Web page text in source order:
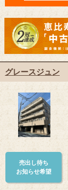
グレースジュン
売出し待ち
お知らせ希望